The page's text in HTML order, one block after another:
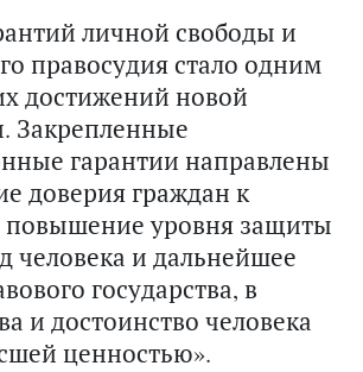
личной свободы и
правосудия стало одним
достижений новой
Закрепленные
гарантии направлены
доверия граждан к
повышение уровня защиты
человека и дальнейшее
государства, в
и достоинство человека
ценностью».